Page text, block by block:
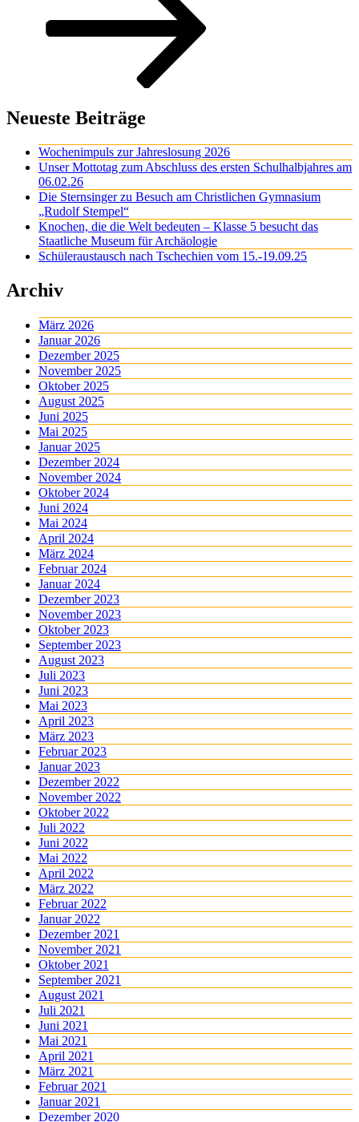
Neueste Beiträge
Wochenimpuls zur Jahreslosung 2026
Unser Mottotag zum Abschluss des ersten Schulhalbjahres am
06.02.26
Die Sternsinger zu Besuch am Christlichen Gymnasium
„Rudolf Stempel“
Knochen, die die Welt bedeuten – Klasse 5 besucht das
Staatliche Museum für Archäologie
Schüleraustausch nach Tschechien vom 15.-19.09.25
Archiv
März 2026
Januar 2026
Dezember 2025
November 2025
Oktober 2025
August 2025
Juni 2025
Mai 2025
Januar 2025
Dezember 2024
November 2024
Oktober 2024
Juni 2024
Mai 2024
April 2024
März 2024
Februar 2024
Januar 2024
Dezember 2023
November 2023
Oktober 2023
September 2023
August 2023
Juli 2023
Juni 2023
Mai 2023
April 2023
März 2023
Februar 2023
Januar 2023
Dezember 2022
November 2022
Oktober 2022
Juli 2022
Juni 2022
Mai 2022
April 2022
März 2022
Februar 2022
Januar 2022
Dezember 2021
November 2021
Oktober 2021
September 2021
August 2021
Juli 2021
Juni 2021
Mai 2021
April 2021
März 2021
Februar 2021
Januar 2021
Dezember 2020